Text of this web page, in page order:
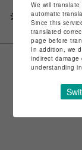
シェアする
We will
automatic
Since this
translated
page before
In addition, we
indirect
understanding